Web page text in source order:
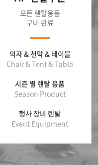
모든 렌탈용품
구비 완료
의자 & 천막 & 테이블
Chair & Tent & Table
시즌 별 렌탈 용품
Season Product
행사 장비 렌탈
Event Equipment